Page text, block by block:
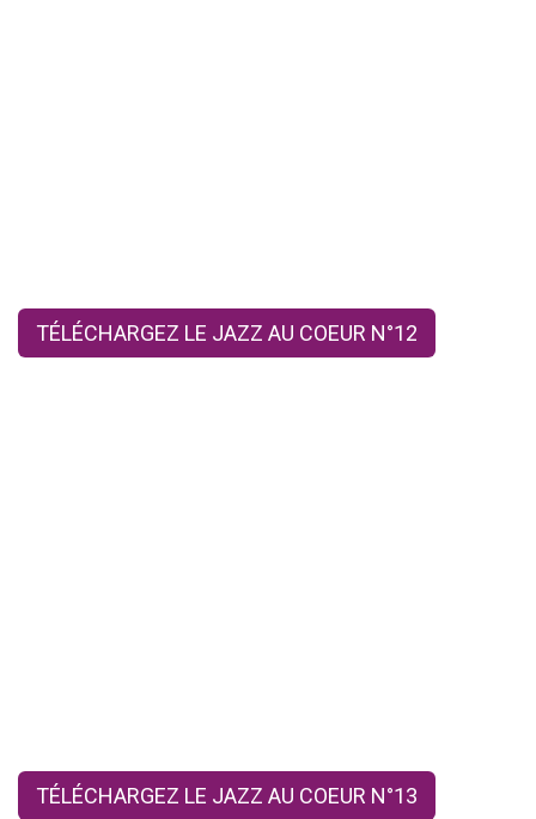
TÉLÉCHARGEZ LE JAZZ AU COEUR N°12
TÉLÉCHARGEZ LE JAZZ AU COEUR N°13